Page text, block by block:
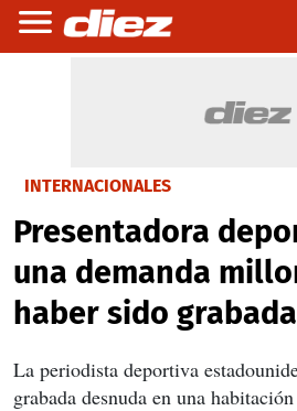
INTERNACIONALES
Presentadora
una demanda
haber sido
La periodista deportiva
grabada desnuda en una